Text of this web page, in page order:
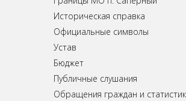
Историческая справка
Официальные символы
Устав
Бюджет
Публичные слушания
Обращения граждан и